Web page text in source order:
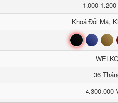
1.000-
Khoá Đổi Mã,
Đen Xanh Nâu
WELKO
36
4.300.000